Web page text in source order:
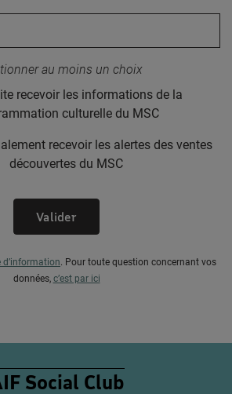
au moins un choix
recevoir les informations de la
culturelle du MSC
recevoir les alertes des ventes
découvertes du MSC
Valider
d’information Pour toute question concernant vos
données, c’est par ici
Social Club